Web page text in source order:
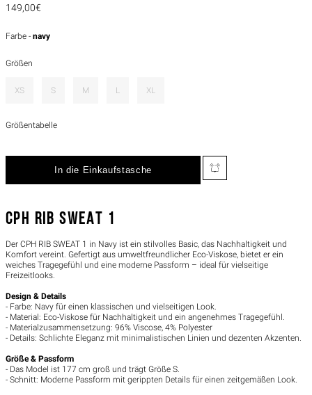
149,00€
Farbe - navy
Größen
XS S M L XL
Größentabelle
CPH RIB SWEAT 1
Der CPH RIB SWEAT 1 in Navy ist ein stilvolles Basic, das Nachhaltigkeit und
Komfort vereint. Gefertigt aus umweltfreundlicher Eco-Viskose, bietet er ein
weiches Tragegefühl und eine moderne Passform – ideal für vielseitige
Freizeitlooks.
Design & Details
- Farbe: Navy für einen klassischen und vielseitigen Look.
- Material: Eco-Viskose für Nachhaltigkeit und ein angenehmes Tragegefühl.
- Materialzusammensetzung: 96% Viscose, 4% Polyester
- Details: Schlichte Eleganz mit minimalistischen Linien und dezenten Akzenten.
Größe & Passform
- Das Model ist 177 cm groß und trägt Größe S.
- Schnitt: Moderne Passform mit gerippten Details für einen zeitgemäßen Look.